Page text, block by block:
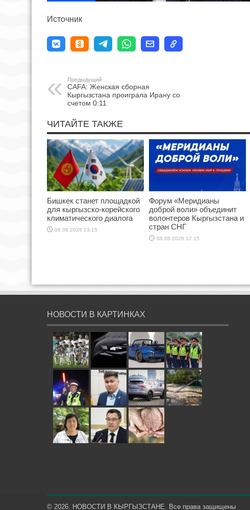
Источник
Предыдущий
CAFA: Женская сборная
Кыргызстана проиграла Ирану со
счетом 0:11
ЧИТАЙТЕ ТАКЖЕ
Бишкек станет площадкой
для кыргызско-корейского
климатического диалога
08.08.2026 23:15
Форум «Меридианы
доброй воли» объединит
волонтеров Кыргызстана и
стран СНГ
08.08.2026 12:15
НОВОСТИ В КАРТИНКАХ
© 2026. НОВОСТИ В КЫРГЫЗСТАНЕ. Все права защищены